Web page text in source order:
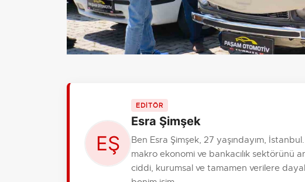
EDİTÖR
Esra Şimşek
Ben Esra Şimşek, 27 yaşındayım,
makro ekonomi ve bankacılık sektörünü
ciddi, kurumsal ve tamamen verilere